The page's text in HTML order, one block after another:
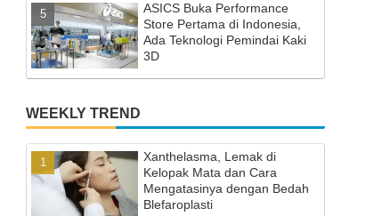
ASICS Buka Performance
Store Pertama di Indonesia,
Ada Teknologi Pemindai Kaki
3D
WEEKLY TREND
Xanthelasma, Lemak di
Kelopak Mata dan Cara
Mengatasinya dengan Bedah
Blefaroplasti